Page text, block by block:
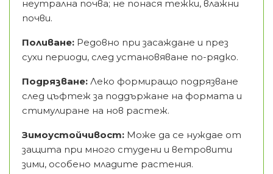
неутрална почва; не понася тежки, влажни
почви.
Поливане: Редовно при засаждане и през
сухи периоди, след установяване по-рядко.
Подрязване: Леко формиращо подрязване
след цъфтеж за поддържане на формата и
стимулиране на нов растеж.
Зимоустойчивост: Може да се нуждае от
защита при много студени и ветровити
зими, особено младите растения.